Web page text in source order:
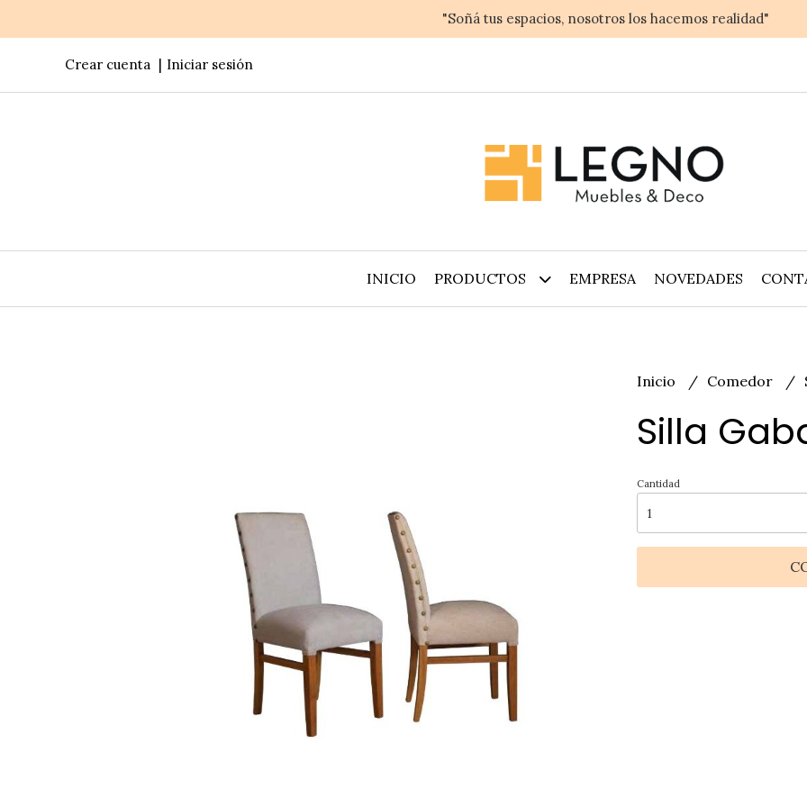
"Soñá tus espacios, nosotros los hacemos realidad"
Crear cuenta Iniciar sesión
INICIO PRODUCTOS EMPRESA NOVEDADES
Inicio Comedor
Silla
Cantidad